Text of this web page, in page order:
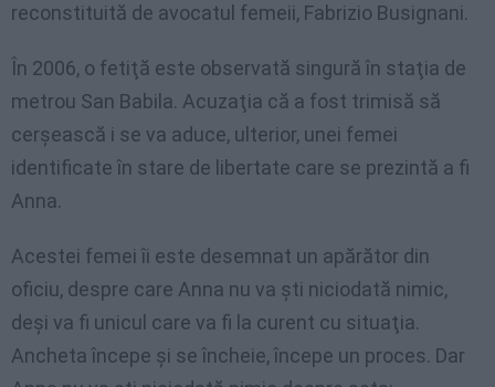
reconstituită de avocatul femeii, Fabrizio Busignani.
În 2006, o fetiţă este observată singură în staţia de
metrou San Babila. Acuzaţia că a fost trimisă să
cerşească i se va aduce, ulterior, unei femei
identificate în stare de libertate care se prezintă a fi
Anna.
Acestei femei îi este desemnat un apărător din
oficiu, despre care Anna nu va şti niciodată nimic,
deşi va fi unicul care va fi la curent cu situaţia.
Ancheta începe şi se încheie, începe un proces. Dar